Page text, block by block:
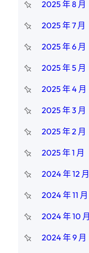
2025 年 8 月
2025 年 7 月
2025 年 6 月
2025 年 5 月
2025 年 4 月
2025 年 3 月
2025 年 2 月
2025 年 1 月
2024 年 12 月
2024 年 11 月
2024 年 10 月
2024 年 9 月